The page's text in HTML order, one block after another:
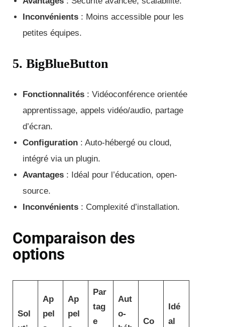
Inconvénients : Moins accessible pour les
petites équipes.
5. BigBlueButton
Fonctionnalités : Vidéoconférence orientée
apprentissage, appels vidéo/audio, partage
d’écran.
Configuration : Auto-hébergé ou cloud,
intégré via un plugin.
Avantages : Idéal pour l’éducation, open-
source.
Inconvénients : Complexité d’installation.
Comparaison des
options
Sol
Ap
pel
Ap
pel
Par
tag
e
Aut
o-
Co
Idé
al